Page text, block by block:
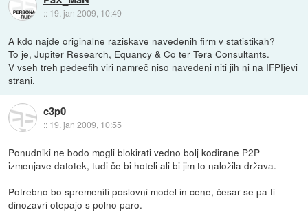
:: 19. jan 2009, 10:49
A kdo najde originalne raziskave navedenih firm v statistikah?
To je, Jupiter Research, Equancy & Co ter Tera Consultants.
V vseh treh pedeefih viri namreč niso navedeni niti jih ni na IFPIjevi
strani.
c3p0
:: 19. jan 2009, 10:55
Ponudniki ne bodo mogli blokirati vedno bolj kodirane P2P
izmenjave datotek, tudi če bi hoteli ali bi jim to naložila država.
Potrebno bo spremeniti poslovni model in cene, česar se pa ti
dinozavri otepajo s polno paro.